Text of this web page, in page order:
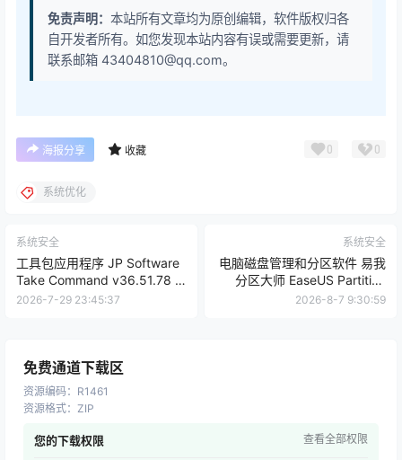
免责声明： 本站所有文章均为原创编辑，软件版权归各
自开发者所有。如您发现本站内容有误或需要更新，请
联系邮箱 43404810@qq.com。
海报分享 收藏 0 0
系统优化
系统安全
工具包应用程序 JP Software
Take Command v36.51.78 |
软件个锤子 | R2191
2026-7-29 23:45:37
系统安全
电脑磁盘管理和分区软件 易我
分区大师 EaseUS Partition
Master v20.5.0 + WinPE | 软
2026-8-7 9:30:59
免费通道下载区
资源编码： R1461
资源格式： ZIP
您的下载权限 查看全部权限